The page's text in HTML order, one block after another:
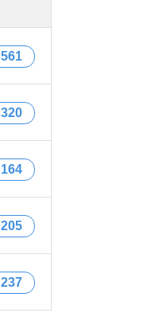
561
320
164
205
237